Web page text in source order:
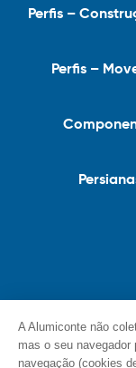
Perfis –
Perfis –
A Alumiconte não
mas o seu
navegação (cookies